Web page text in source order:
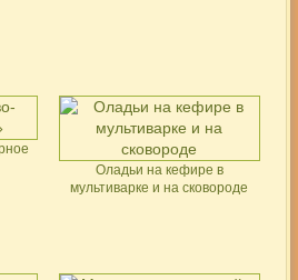
Оладьи на кефире в
мультиварке и на сковороде